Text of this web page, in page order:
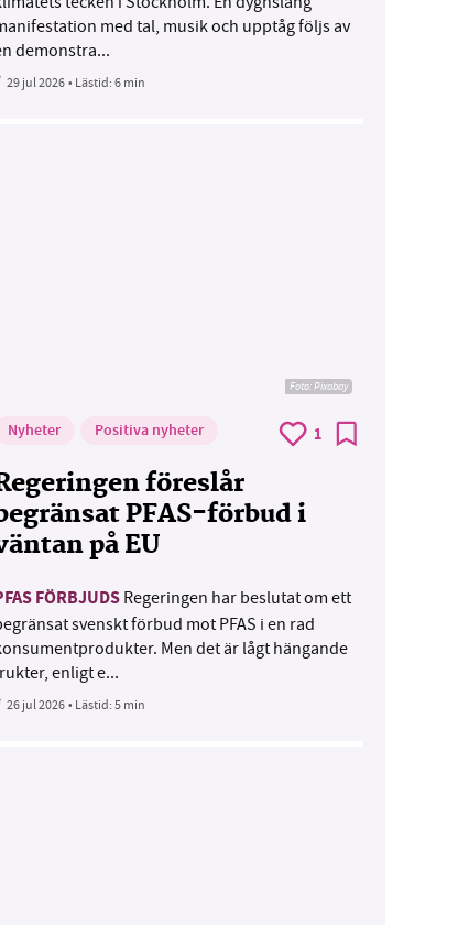
med tal, musik och upptåg följs av
demonstra...
29 jul 2026• Lästid:6 min
Foto:Pixabay
Nyheter Positiva nyheter 1
föreslår
PFAS-förbud i
på EU
FÖRBJUDSRegeringen har beslutat om ett
svenskt förbud mot PFAS i en rad
Men det är lågt hängande
enligt e...
26 jul 2026• Lästid:5 min